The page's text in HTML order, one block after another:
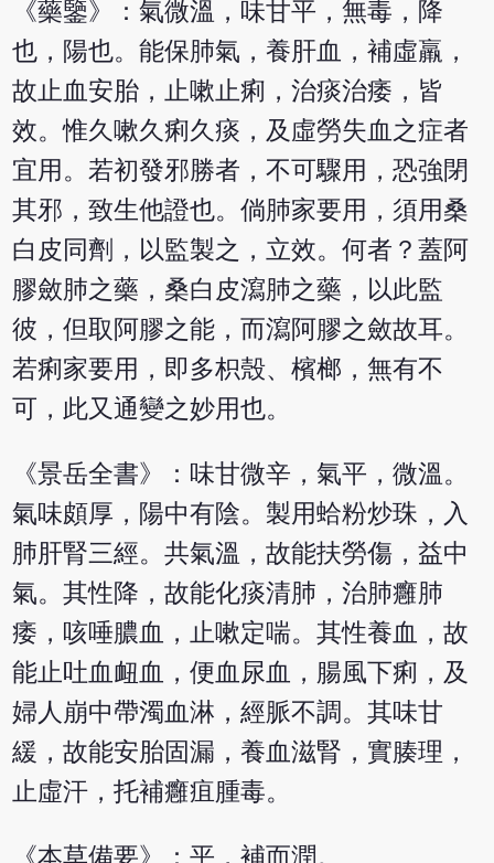
《藥鑒》：氣微溫，味甘平，無毒，降
也，陽也。能保肺氣，養肝血，補虛羸，
故止血安胎，止嗽止痢，治痰治痿，皆
效。惟久嗽久痢久痰，及虛勞失血之症者
宜用。若初發邪勝者，不可驟用，恐強閉
其邪，致生他證也。倘肺家要用，須用桑
白皮同劑，以監製之，立效。何者？蓋阿
膠斂肺之藥，桑白皮瀉肺之藥，以此監
彼，但取阿膠之能，而瀉阿膠之斂故耳。
若痢家要用，即多枳殼、檳榔，無有不
可，此又通變之妙用也。
《景岳全書》：味甘微辛，氣平，微溫。
氣味頗厚，陽中有陰。製用蛤粉炒珠，入
肺肝腎三經。共氣溫，故能扶勞傷，益中
氣。其性降，故能化痰清肺，治肺癰肺
痿，咳唾膿血，止嗽定喘。其性養血，故
能止吐血衄血，便血尿血，腸風下痢，及
婦人崩中帶濁血淋，經脈不調。其味甘
緩，故能安胎固漏，養血滋腎，實腠理，
止虛汗，托補癰疽腫毒。
《本草備要》：平，補而潤。